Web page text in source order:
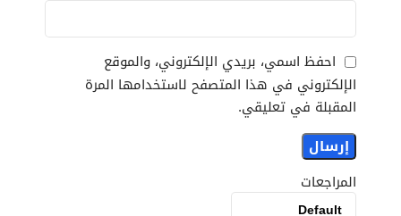
المراجعات
احفظ اسمي، بريدي الإلكتروني، والموقع
الإلكتروني في هذا المتصفح لاستخدامها المرة
المقبلة في تعليقي.